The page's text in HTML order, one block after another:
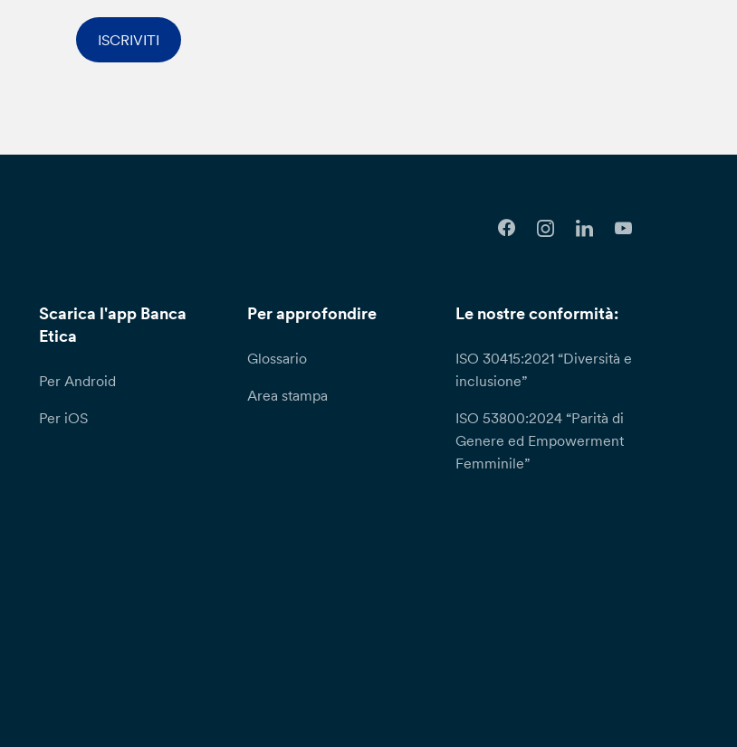
ISCRIVITI
Scarica l'app Banca
Etica
Per Android
Per iOS
Per approfondire
Glossario
Area stampa
Le nostre conformità:
ISO 30415:2021 “Diversità e
inclusione”
ISO 53800:2024 “Parità di
Genere ed Empowerment
Femminile”